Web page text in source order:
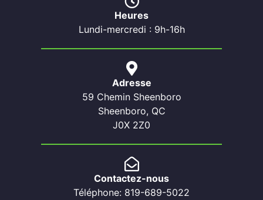
Heures
Lundi-mercredi : 9h-16h
Adresse
59 Chemin Sheenboro
Sheenboro, QC
J0X 2Z0
Contactez-nous
Téléphone: 819-689-5022